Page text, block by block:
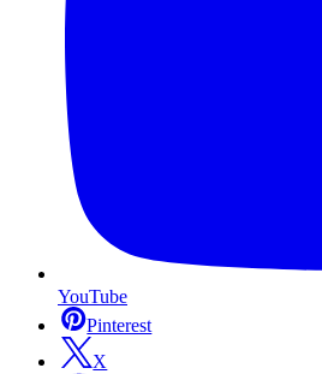
YouTube
Pinterest
X